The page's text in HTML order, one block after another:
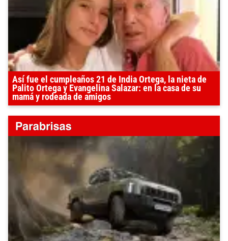
Así fue el cumpleaños 21 de India Ortega, la nieta de
Palito Ortega y Evangelina Salazar: en la casa de su
mamá y rodeada de amigos